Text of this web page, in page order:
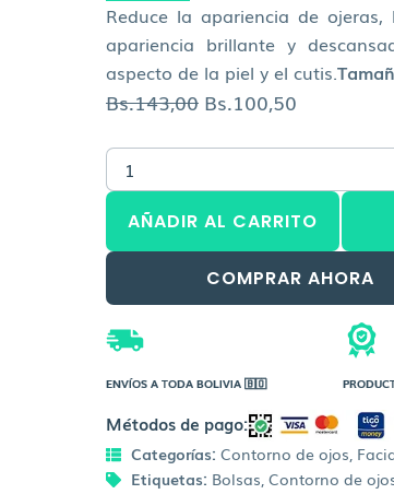
Reduce la apariencia de
apariencia brillante y
aspecto de la piel y el cutis.
Bs.143,00 El
era:
Bs.143,00.
Bs.100,50
es:
Bs.100,50.
GARNIER
Express
Aclara
Vitamina
C
Ojos
cantidad
AÑADIR AL CARRITO
COMPRAR AHORA
ENVÍOS A TODA BOLIVIA 🇧🇴
Métodos de pago:
Categorías: Contorno de ojos
Etiquetas: Bolsas Contorno de